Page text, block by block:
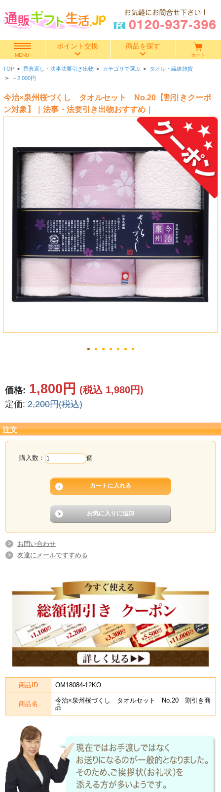
MENU
ポイント交換 商品を探す
快気祝い
香典返し
結婚内祝い
結婚引き出物
出産祝い
お中元
カタログ
カート
TOP > 香典返し・法事法要引き出物 > カテゴリで選ぶ > タオル・繊維雑貨
> ～2,000円
今治×泉州桜づくし タオルセット No.20【割引きクーポ
ン対象】｜法事・法要引き出物おすすめ｜
価格: 1,800円 (税込 1,980円)
定価: 2,200円(税込)
注文
購入数： 個
お問い合わせ
友達にメールですすめる
商品ID OM18084-12KO
商品名
今治×泉州桜づくし タオルセット No.20 割引き商
品